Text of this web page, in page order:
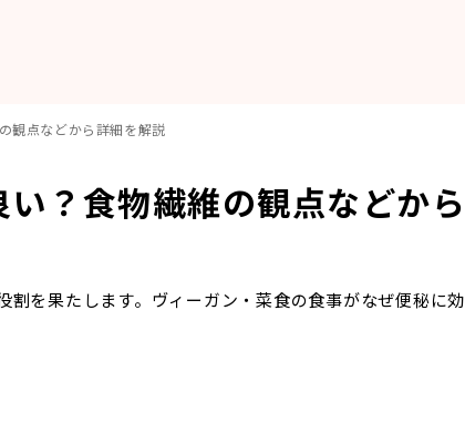
観点などから詳細を解説
？食物繊維の観点などから
を果たします。ヴィーガン・菜食の食事がなぜ便秘に効